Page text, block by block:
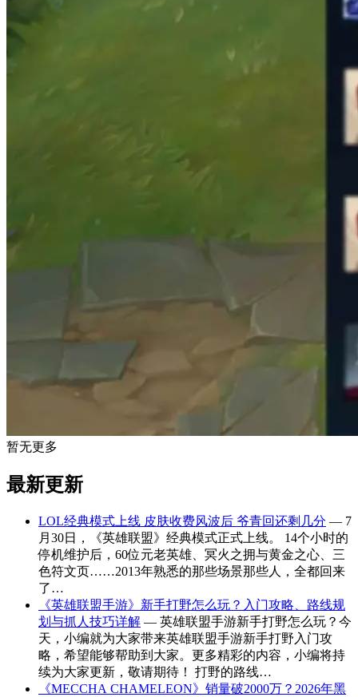
暂无更多
最新更新
LOL经典模式上线 皮肤收费风波后 爷青回还剩几分 — 7
月30日，《英雄联盟》经典模式正式上线。 14个小时的
停机维护后，60位元老英雄、冥火之拥与黄金之心、三
色符文页……2013年熟悉的那些场景那些人，全都回来
了…
《英雄联盟手游》新手打野怎么玩？入门攻略、路线规
划与抓人技巧详解 — 英雄联盟手游新手打野怎么玩？今
天，小编就为大家带来英雄联盟手游新手打野入门攻
略，希望能够帮助到大家。更多精彩的内容，小编将持
续为大家更新，敬请期待！ 打野的路线…
《MECCHA CHAMELEON》销量破2000万？2026年黑